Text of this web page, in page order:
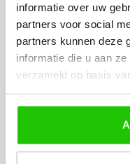
informatie over uw
partners voor social
partners kunnen deze
informatie die u aan
verzameld op basis
BESTEL
LED lamp 6
spot DImtone